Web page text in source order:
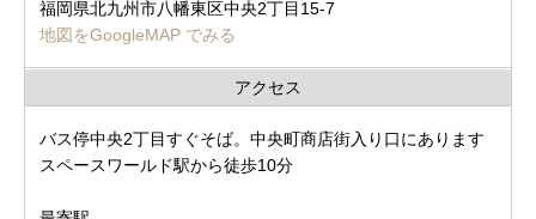
福岡県北九州市八幡東区中央2丁目15-7
地図をGoogleMAP でみる
アクセス
バス停中央2丁目すぐそば。中央町商店街入り口にあります
スペースワールド駅から徒歩10分